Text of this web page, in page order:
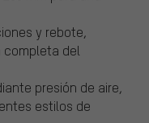
y rebote,
completa del
presión de aire,
estilos de